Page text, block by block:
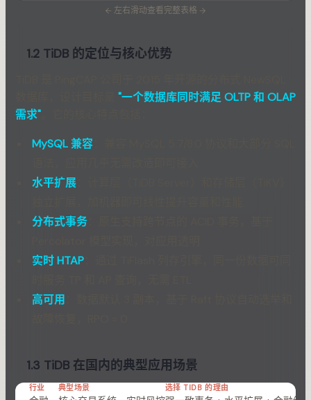
← 左右滑动查看完整表格 →
1.2 TiDB 的定位与核心优势
"一个数据库同时满足 OLTP 和 OLAP
需求"。它的核心特点包括：
MySQL 兼容：兼容 MySQL 5.7/8.0 协议和大部分 SQL
水平扩展：计算层（TiDB Server）和存储层（TiKV）
分布式事务：原生支持跨节点的 ACID 事务，基于
实时 HTAP：通过 TiFlash 列存引擎，同一份数据可同
高可用
1.3 TiDB 在国内的典型应用场景
行业 典型场景 选择 TIDB 的理由